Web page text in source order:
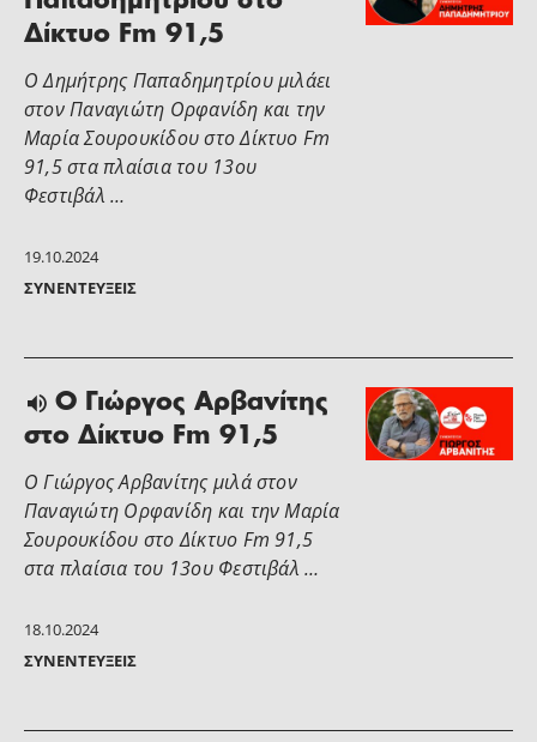
19.10.2024
ΣΥΝΕΝΤΕΎΞΕΙΣ
Δίκτυο Fm 91,5
Ο Δημήτρης Παπαδημητρίου μιλάει
στον Παναγιώτη Ορφανίδη και την
Μαρία Σουρουκίδου στο Δίκτυο Fm
91,5 στα πλαίσια του 13ου
Φεστιβάλ …
18.10.2024
ΣΥΝΕΝΤΕΎΞΕΙΣ
Ο Γιώργος Αρβανίτης
στο Δίκτυο Fm 91,5
Ο Γιώργος Αρβανίτης μιλά στον
Παναγιώτη Ορφανίδη και την Μαρία
Σουρουκίδου στο Δίκτυο Fm 91,5
στα πλαίσια του 13ου Φεστιβάλ …